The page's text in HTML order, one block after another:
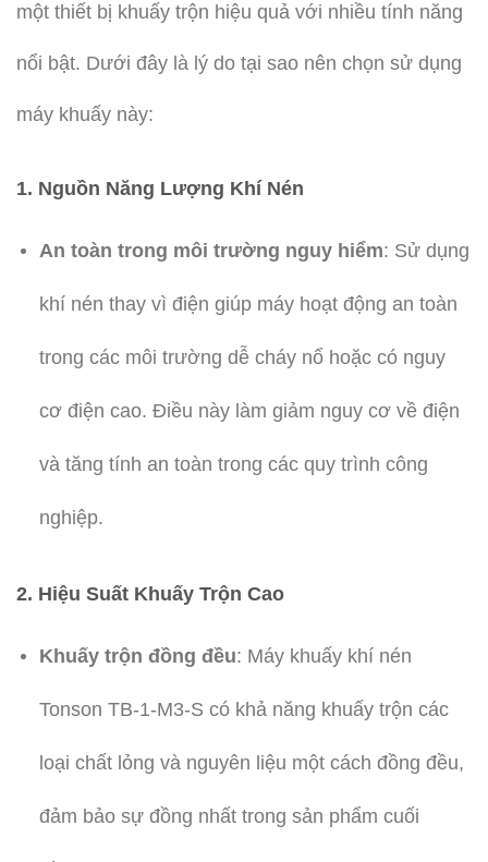
một thiết bị khuấy trộn hiệu quả với nhiều tính năng
nổi bật. Dưới đây là lý do tại sao nên chọn sử dụng
máy khuấy này:
1. Nguồn Năng Lượng Khí Nén
An toàn trong môi trường nguy hiểm: Sử dụng
khí nén thay vì điện giúp máy hoạt động an toàn
trong các môi trường dễ cháy nổ hoặc có nguy
cơ điện cao. Điều này làm giảm nguy cơ về điện
và tăng tính an toàn trong các quy trình công
nghiệp.
2. Hiệu Suất Khuấy Trộn Cao
Khuấy trộn đồng đều: Máy khuấy khí nén
Tonson TB-1-M3-S có khả năng khuấy trộn các
loại chất lỏng và nguyên liệu một cách đồng đều,
đảm bảo sự đồng nhất trong sản phẩm cuối